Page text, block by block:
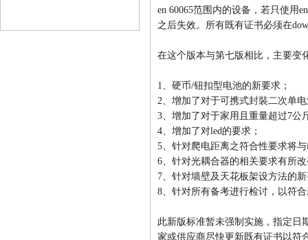
en 60065范围内的设备，若只使用
之后失效。所有既有证书必须在
在这个版本与第七版相比，主要变
1、硬币/钮扣型电池的新要求；
2、增加了对于可携式封裝二次单
3、增加了对于家用且重量超过7公
4、增加了对led的要求；
5、针对爬电距离之符合性要求将与
6、针对光耦合器的相关要求有所
7、针对墙壁及天花板架设方法的
8、针对所有备考进行检讨，以符
此新版标准暂未强制实施，指定日
家或供应商尽快更新既有证书以符